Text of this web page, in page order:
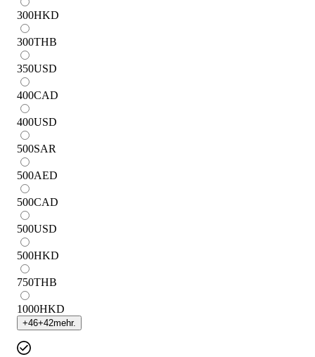
300HKD
300THB
350USD
400CAD
400USD
500SAR
500AED
500CAD
500USD
500HKD
750THB
1000HKD
+46+42mehr.